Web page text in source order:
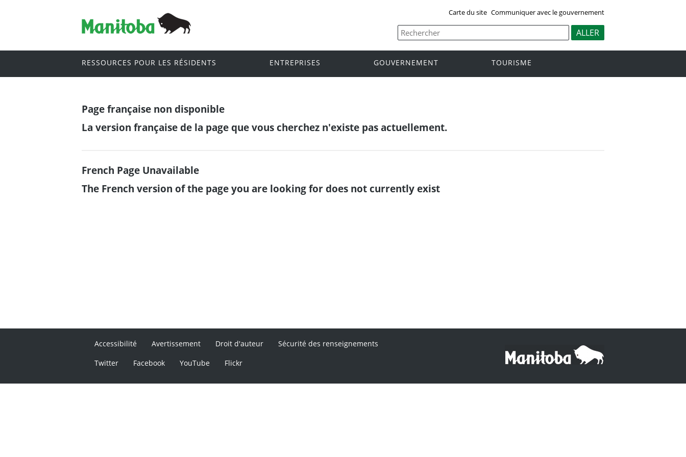
Carte du site Communiquer avec le gouvernement
RESSOURCES POUR LES RÉSIDENTS ENTREPRISES GOUVERNEMENT TOURISME
Page française non disponible
La version française de la page que vous cherchez n'existe pas actuellement.
French Page Unavailable
The French version of the page you are looking for does not currently exist
Accessibilité Avertissement Droit d'auteur
Sécurité des renseignements
Twitter
Facebook YouTube Flickr